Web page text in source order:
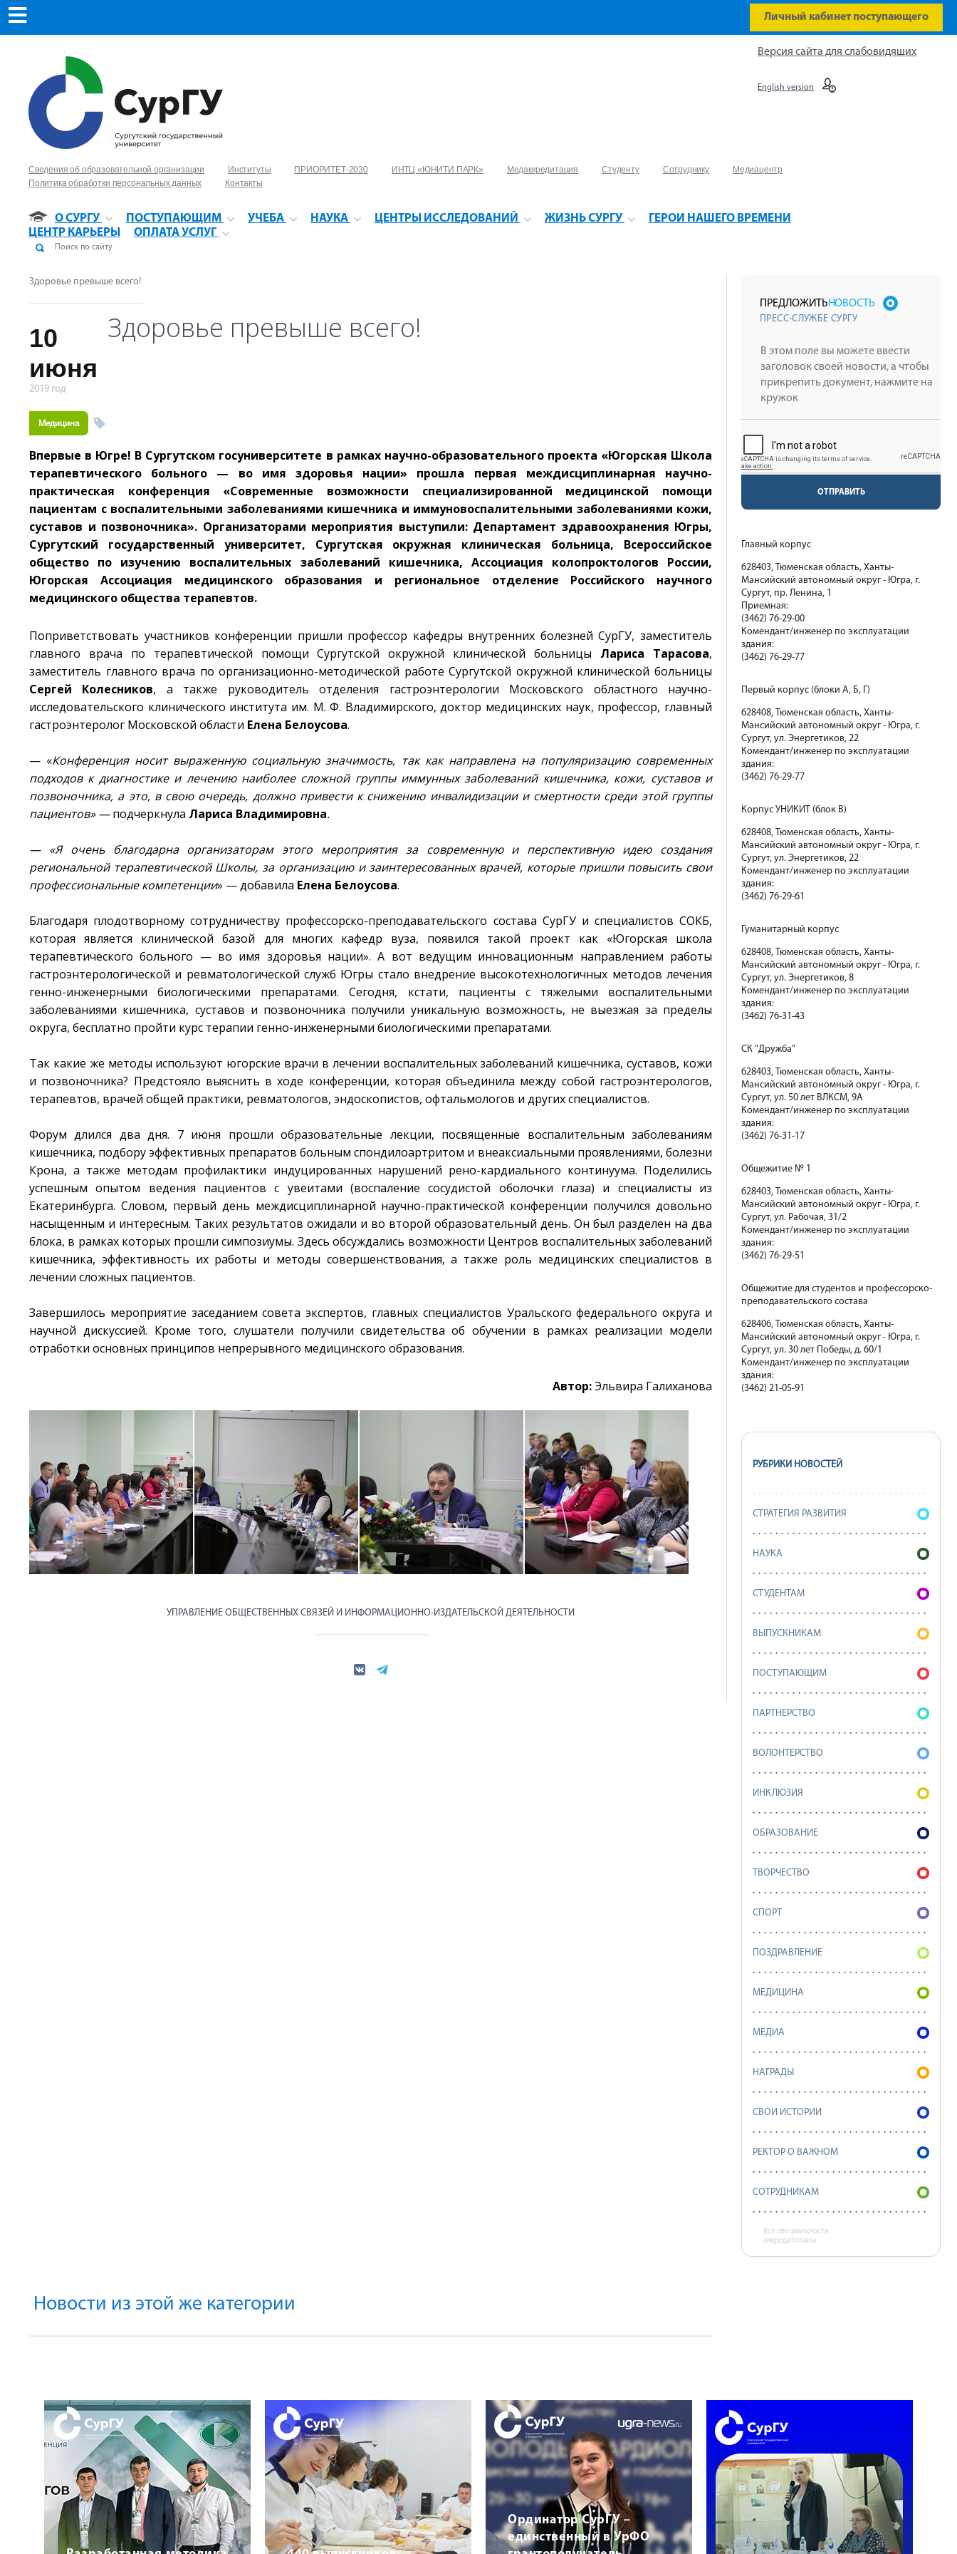
Личный кабинет поступающего
Сведения об образовательной организации Институты ПРИОРИТЕТ-2030 ИНТЦ «ЮНИТИ ПАРК» Медаккредитация Студенту Сотруднику
Медиацентр
Политика обработки персональных данных
Контакты
О СУРГУ ПОСТУПАЮЩИМ УЧЕБА НАУКА ЦЕНТРЫ ИССЛЕДОВАНИЙ ЖИЗНЬ СУРГУ
ГЕРОИ НАШЕГО ВРЕМЕНИ
ЦЕНТР КАРЬЕРЫ
ОПЛАТА УСЛУГ
Версия сайта для слабовидящих
English version
Здоровье превыше всего!
10
июня
2019 год
Здоровье превыше всего!
Медицина
Впервые в Югре! В Сургутском госуниверситете в рамках научно-образовательного проекта «Югорская Школа
терапевтического больного — во имя здоровья нации» прошла первая междисциплинарная научно-
практическая конференция «Современные возможности специализированной медицинской помощи
пациентам с воспалительными заболеваниями кишечника и иммуновоспалительными заболеваниями кожи,
суставов и позвоночника». Организаторами мероприятия выступили: Департамент здравоохранения Югры,
Сургутский государственный университет, Сургутская окружная клиническая больница, Всероссийское
общество по изучению воспалительных заболеваний кишечника, Ассоциация колопроктологов России,
Югорская Ассоциация медицинского образования и региональное отделение Российского научного
медицинского общества терапевтов.
Поприветствовать участников конференции пришли профессор кафедры внутренних болезней СурГУ, заместитель
главного врача по терапевтической помощи Сургутской окружной клинической больницы Лариса Тарасова,
заместитель главного врача по организационно-методической работе Сургутской окружной клинической больницы
Сергей Колесников, а также руководитель отделения гастроэнтерологии Московского областного научно-
исследовательского клинического института им. М. Ф. Владимирского, доктор медицинских наук, профессор, главный
гастроэнтеролог Московской области Елена Белоусова.
— «Конференция носит выраженную социальную значимость, так как направлена на популяризацию современных
подходов к диагностике и лечению наиболее сложной группы иммунных заболеваний кишечника, кожи, суставов и
позвоночника, а это, в свою очередь, должно привести к снижению инвалидизации и смертности среди этой группы
пациентов» —подчеркнула Лариса Владимировна.
— «Я очень благодарна организаторам этого мероприятия за современную и перспективную идею создания
региональной терапевтической Школы, за организацию и заинтересованных врачей, которые пришли повысить свои
профессиональные компетенции» — добавила Елена Белоусова.
Благодаря плодотворному сотрудничеству профессорско-преподавательского состава СурГУ и специалистов СОКБ,
которая является клинической базой для многих кафедр вуза, появился такой проект как «Югорская школа
терапевтического больного — во имя здоровья нации». А вот ведущим инновационным направлением работы
гастроэнтерологической и ревматологической служб Югры стало внедрение высокотехнологичных методов лечения
генно-инженерными биологическими препаратами. Сегодня, кстати, пациенты с тяжелыми воспалительными
заболеваниями кишечника, суставов и позвоночника получили уникальную возможность, не выезжая за пределы
округа, бесплатно пройти курс терапии генно-инженерными биологическими препаратами.
Так какие же методы используют югорские врачи в лечении воспалительных заболеваний кишечника, суставов, кожи
и позвоночника? Предстояло выяснить в ходе конференции, которая объединила между собой гастроэнтерологов,
терапевтов, врачей общей практики, ревматологов, эндоскопистов, офтальмологов и других специалистов.
Форум длился два дня. 7 июня прошли образовательные лекции, посвященные воспалительным заболеваниям
кишечника, подбору эффективных препаратов больным спондилоартритом и внеаксиальными проявлениями, болезни
Крона, а также методам профилактики индуцированных нарушений рено-кардиального континуума. Поделились
успешным опытом ведения пациентов с увеитами (воспаление сосудистой оболочки глаза) и специалисты из
Екатеринбурга. Словом, первый день междисциплинарной научно-практической конференции получился довольно
насыщенным и интересным. Таких результатов ожидали и во второй образовательный день. Он был разделен на два
блока, в рамках которых прошли симпозиумы. Здесь обсуждались возможности Центров воспалительных заболеваний
кишечника, эффективность их работы и методы совершенствования, а также роль медицинских специалистов в
лечении сложных пациентов.
Завершилось мероприятие заседанием совета экспертов, главных специалистов Уральского федерального округа и
научной дискуссией. Кроме того, слушатели получили свидетельства об обучении в рамках реализации модели
отработки основных принципов непрерывного медицинского образования.
Автор:Эльвира Галиханова
УПРАВЛЕНИЕ ОБЩЕСТВЕННЫХ СВЯЗЕЙ И ИНФОРМАЦИОННО-ИЗДАТЕЛЬСКОЙ ДЕЯТЕЛЬНОСТИ
ПРЕДЛОЖИТЬНОВОСТЬ
ПРЕСС-СЛУЖБЕ СУРГУ
ОТПРАВИТЬ
Главный корпус
628403, Тюменская область, Ханты-
Мансийский автономный округ - Югра, г.
Сургут, пр. Ленина, 1
Приемная:
(3462) 76-29-00
Комендант/инженер по эксплуатации
здания:
(3462) 76-29-77
Первый корпус (блоки А, Б, Г)
628408, Тюменская область, Ханты-
Мансийский автономный округ - Югра, г.
Сургут, ул. Энергетиков, 22
Комендант/инженер по эксплуатации
здания:
(3462) 76-29-77
Корпус УНИКИТ (блок В)
628408, Тюменская область, Ханты-
Мансийский автономный округ - Югра, г.
Сургут, ул. Энергетиков, 22
Комендант/инженер по эксплуатации
здания:
(3462) 76-29-61
Гуманитарный корпус
628408, Тюменская область, Ханты-
Мансийский автономный округ - Югра, г.
Сургут, ул. Энергетиков, 8
Комендант/инженер по эксплуатации
здания:
(3462) 76-31-43
СК "Дружба"
628403, Тюменская область, Ханты-
Мансийский автономный округ - Югра, г.
Сургут, ул. 50 лет ВЛКСМ, 9А
Комендант/инженер по эксплуатации
здания:
(3462) 76-31-17
Общежитие № 1
628403, Тюменская область, Ханты-
Мансийский автономный округ - Югра, г.
Сургут, ул. Рабочая, 31/2
Комендант/инженер по эксплуатации
здания:
(3462) 76-29-51
Общежитие для студентов и профессорско-
преподавательского состава
628406, Тюменская область, Ханты-
Мансийский автономный округ - Югра, г.
Сургут, ул. 30 лет Победы, д. 60/1
Комендант/инженер по эксплуатации
здания:
(3462) 21-05-91
РУБРИКИ НОВОСТЕЙ
СТРАТЕГИЯ РАЗВИТИЯ
НАУКА
СТУДЕНТАМ
ВЫПУСКНИКАМ
ПОСТУПАЮЩИМ
ПАРТНЕРСТВО
ВОЛОНТЕРСТВО
ИНКЛЮЗИЯ
ОБРАЗОВАНИЕ
ТВОРЧЕСТВО
СПОРТ
ПОЗДРАВЛЕНИЕ
МЕДИЦИНА
МЕДИА
НАГРАДЫ
СВОИ ИСТОРИИ
РЕКТОР О ВАЖНОМ
СОТРУДНИКАМ
Все специальности
аккредитованы
Новости из этой же категории
Ординатор СурГУ –
единственный в УрФО